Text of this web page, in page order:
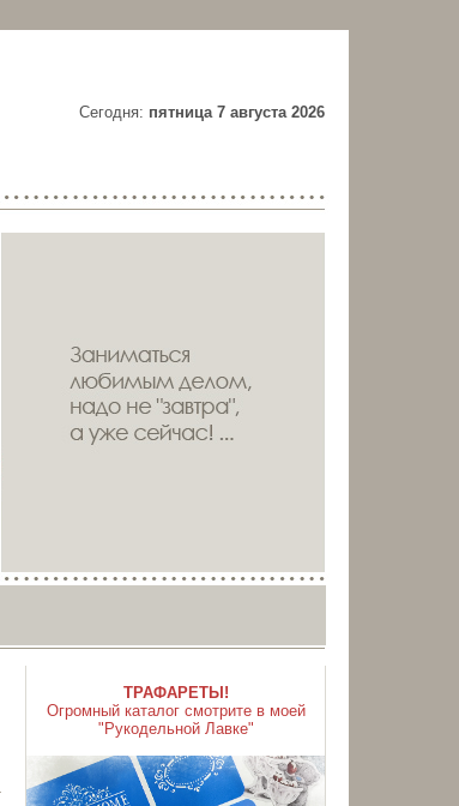
Cегодня: пятница 7 августа 2026
ТРАФАРЕТЫ!
Огромный каталог смотрите в моей
"Рукодельной Лавке"